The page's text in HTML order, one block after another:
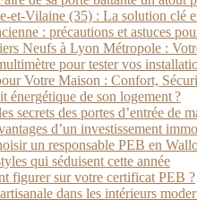
et-Vilaine (35) : La solution clé
: précautions et astuces
Neufs à Lyon Métropole :
pour tester vos
Votre Maison : Confort,
énergétique de son logement ?
secrets des portes d’entrée de
d’un investissement
un responsable PEB en
qui séduisent cette année
figurer sur votre certificat PEB ?
dans les intérieurs